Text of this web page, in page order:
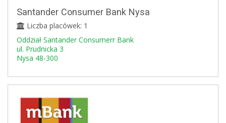
Santander Consumer Bank Nysa
Liczba placówek: 1
Oddział Santander Consumerr Bank
ul. Prudnicka 3
Nysa 48-300